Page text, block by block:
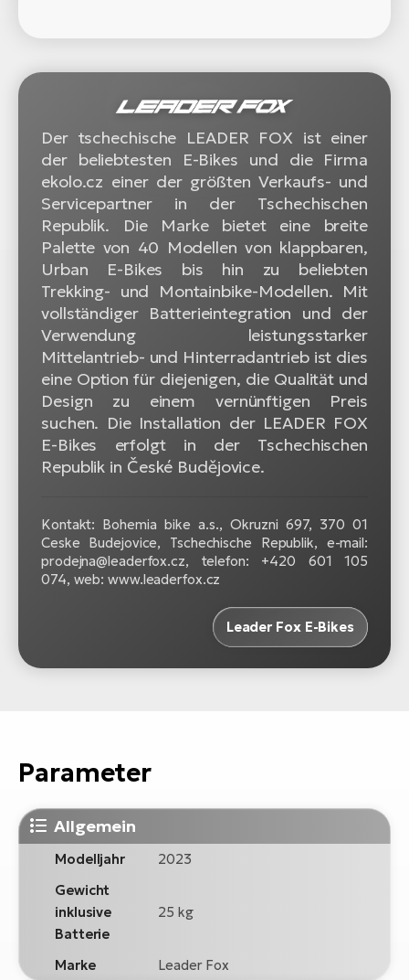
Der tschechische LEADER FOX ist einer
der beliebtesten E-Bikes und die Firma
ekolo.cz einer der größten Verkaufs- und
Servicepartner in der Tschechischen
Republik. Die Marke bietet eine breite
Palette von 40 Modellen von klappbaren,
Urban E-Bikes bis hin zu beliebten
Trekking- und Montainbike-Modellen. Mit
vollständiger Batterieintegration und der
Verwendung leistungsstarker
Mittelantrieb- und Hinterradantrieb ist dies
eine Option für diejenigen, die Qualität und
Design zu einem vernünftigen Preis
suchen. Die Installation der LEADER FOX
E-Bikes erfolgt in der Tschechischen
Republik in České Budějovice.
Kontakt: Bohemia bike a.s., Okruzni 697, 370 01
Ceske Budejovice, Tschechische Republik, e-mail:
prodejna@leaderfox.cz, telefon: +420 601 105
074, web: www.leaderfox.cz
Leader Fox E-Bikes
Parameter
Allgemein
Modelljahr
2023
Gewicht
inklusive
Batterie
25 kg
Marke Leader Fox